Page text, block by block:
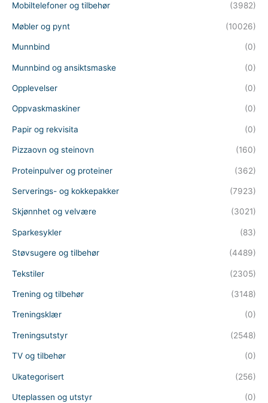
Mobiltelefoner og tilbehør (3982)
Møbler og pynt (10026)
Munnbind (0)
Munnbind og ansiktsmaske (0)
Opplevelser (0)
Oppvaskmaskiner (0)
Papir og rekvisita (0)
Pizzaovn og steinovn (160)
Proteinpulver og proteiner (362)
Serverings- og kokkepakker (7923)
Skjønnhet og velvære (3021)
Sparkesykler (83)
Støvsugere og tilbehør (4489)
Tekstiler (2305)
Trening og tilbehør (3148)
Treningsklær (0)
Treningsutstyr (2548)
TV og tilbehør (0)
Ukategorisert (256)
Uteplassen og utstyr (0)